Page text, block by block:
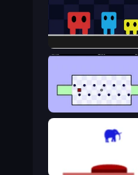
World's Hardest Game